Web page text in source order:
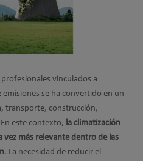
vinculados a
se ha convertido en un
transporte, construcción,
este contexto, la climatización
vez más relevante dentro de las
. La necesidad de reducir el